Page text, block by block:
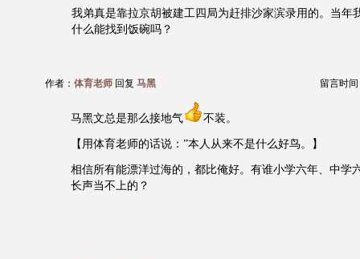
我弟真是靠拉京胡被建工四局为赶排沙家滨录用的。当年
什么能找到饭碗吗？
作者： 体育老师 回复 马黑 留言时间
马黑文总是那么接地气 不装。
【用体育老师的话说：”本人从来不是什么好鸟。】
相信所有能漂洋过海的，都比俺好。有谁小学六年、中学
长声当不上的？